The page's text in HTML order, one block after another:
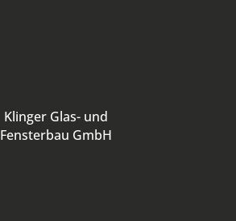
Klinger Glas- und
Fensterbau GmbH